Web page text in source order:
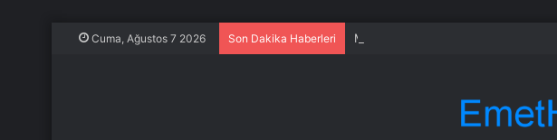
Cuma, Ağustos 7 2026 Son Dakika Haberleri MasterChef’te ana kadronun ilk 6